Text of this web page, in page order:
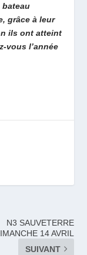
bateau
grâce à leur
ils ont atteint
vous l’année
N3 SAUVETERRE
14 AVRIL
SUIVANT